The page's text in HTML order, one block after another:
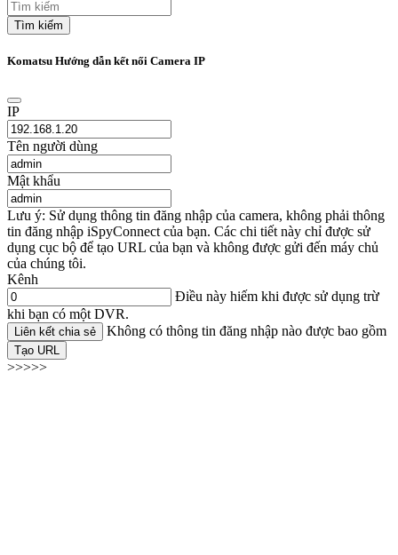
Tìm kiếm
Komatsu Hướng dẫn kết nối Camera IP
IP
Tên người dùng
Mật khẩu
Lưu ý: Sử dụng thông tin đăng nhập của camera, không phải thông
tin đăng nhập iSpyConnect của bạn. Các chi tiết này chỉ được sử
dụng cục bộ để tạo URL của bạn và không được gửi đến máy chủ
của chúng tôi.
Kênh
Điều này hiếm khi được sử dụng trừ
khi bạn có một DVR.
Liên kết chia sẻ Không có thông tin đăng nhập nào được bao gồm
Tạo URL
>>>>>